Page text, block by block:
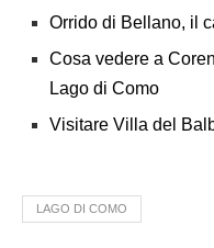
Orrido di Bellano, il
Cosa vedere a
Lago di Como
Visitare Villa del
LAGO DI COMO